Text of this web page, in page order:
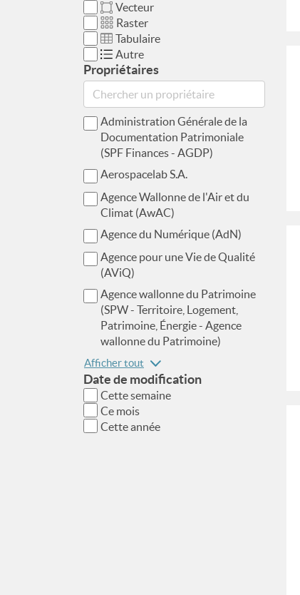
Vecteur
Raster
Tabulaire
Autre
Propriétaires
Administration Générale de la
Documentation Patrimoniale
(SPF Finances - AGDP)
Aerospacelab S.A.
Agence Wallonne de l'Air et du
Climat (AwAC)
Agence du Numérique (AdN)
Agence pour une Vie de Qualité
(AViQ)
Agence wallonne du Patrimoine
(SPW - Territoire, Logement,
Patrimoine, Énergie - Agence
wallonne du Patrimoine)
Afficher tout
Date de modification
Cette semaine
Ce mois
Cette année